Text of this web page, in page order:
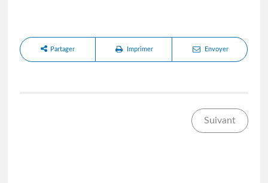
Partager Imprimer Envoyer
Suivant